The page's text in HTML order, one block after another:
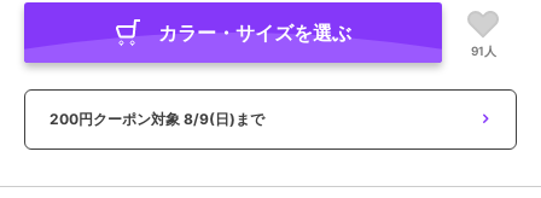
カラー・サイズを選ぶ
91人
200円クーポン対象 8/9(日)まで